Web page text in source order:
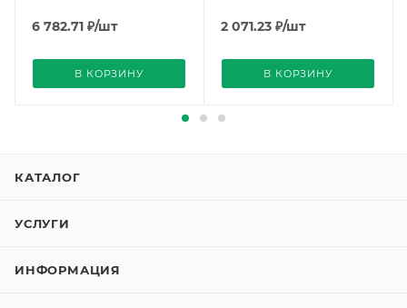
6 782.71 ₽/шт
В КОРЗИНУ
2 071.23 ₽/шт
В КОРЗИНУ
КАТАЛОГ
УСЛУГИ
ИНФОРМАЦИЯ